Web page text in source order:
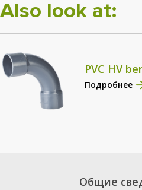
Also look at:
PVC HV
Подробнее
Общие